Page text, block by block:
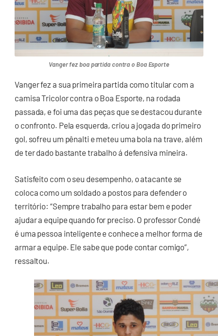
Vanger fez boa partida contra o Boa Esporte
Vanger fez a sua primeira partida como titular com a
camisa Tricolor contra o Boa Esporte, na rodada
passada, e foi uma das peças que se destacou durante
o confronto. Pela esquerda, criou a jogada do primeiro
gol, sofreu um pênalti e meteu uma bola na trave, além
de ter dado bastante trabalho á defensiva mineira.
Satisfeito com o seu desempenho, o atacante se
coloca como um soldado a postos para defender o
território: “Sempre trabalho para estar bem e poder
ajudar a equipe quando for preciso. O professor Condé
é uma pessoa inteligente e conhece a melhor forma de
armar a equipe. Ele sabe que pode contar comigo”,
ressaltou.